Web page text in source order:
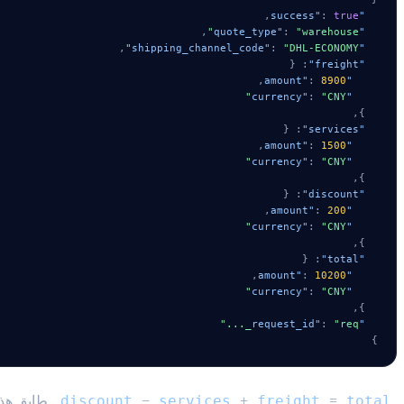
"success"
: true
,
"quote_type"
: "warehouse"
,
"shipping_channel_code"
: "DHL-ECONOMY"
,
"freight"
:
{
"amount"
: 8900
,
"currency"
:
"CNY"
}
,
"services"
:
{
"amount"
: 1500
,
"currency"
:
"CNY"
}
,
"discount"
:
{
"amount"
: 200
,
"currency"
:
"CNY"
}
,
"total"
:
{
"amount"
: 10200
,
"currency"
:
"CNY"
}
,
"request_id"
:
"req_..."
}
=
+
− . طابق